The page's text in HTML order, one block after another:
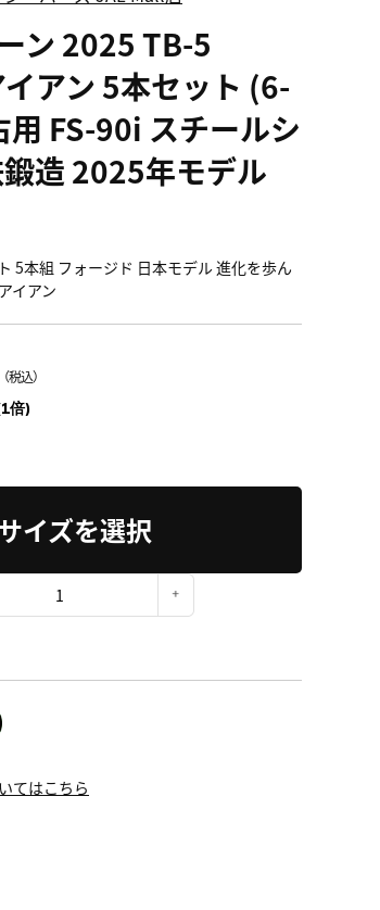
ン 2025 TB-5
イアン 5本セット (6-
用 FS-90i スチールシ
造 2025年モデル
5本組 フォージド 日本モデル 進化を歩ん
イアン
（税込）
倍)
イズを選択
てはこちら